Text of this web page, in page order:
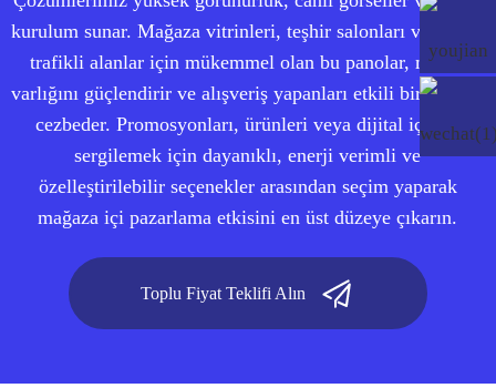
kurulum sunar. Mağaza vitrinleri, teşhir salonları ve yoğun
trafikli alanlar için mükemmel olan bu panolar, marka
varlığını güçlendirir ve alışveriş yapanları etkili bir şekilde
cezbeder. Promosyonları, ürünleri veya dijital içeriği
sergilemek için dayanıklı, enerji verimli ve
özelleştirilebilir seçenekler arasından seçim yaparak
mağaza içi pazarlama etkisini en üst düzeye çıkarın.
Toplu Fiyat Teklifi Alın